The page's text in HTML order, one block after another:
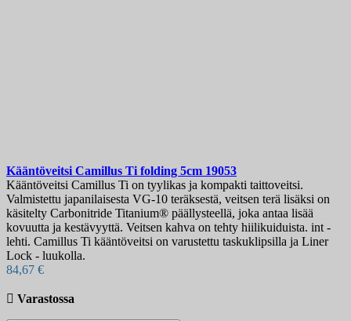
Kääntöveitsi Camillus Ti folding 5cm 19053
Kääntöveitsi Camillus Ti on tyylikas ja kompakti taittoveitsi.
Valmistettu japanilaisesta VG-10 teräksestä, veitsen terä lisäksi on
käsitelty Carbonitride Titanium® päällysteellä, joka antaa lisää
kovuutta ja kestävyyttä. Veitsen kahva on tehty hiilikuiduista. int -
lehti. Camillus Ti kääntöveitsi on varustettu taskuklipsilla ja Liner
Lock - luukolla.
84,67 €
 Varastossa